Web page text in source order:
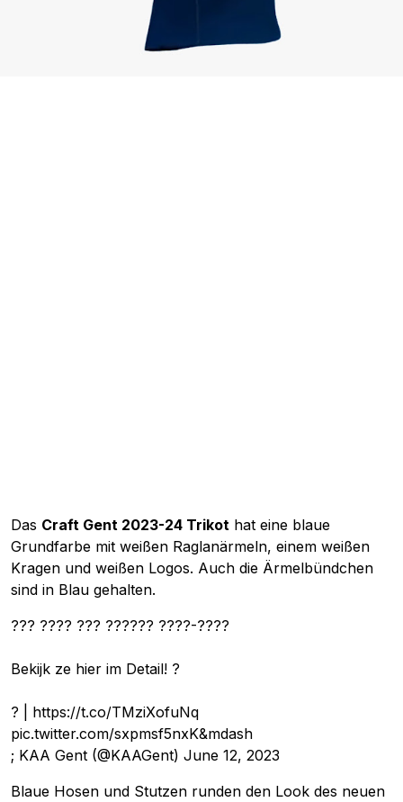
Das Craft Gent 2023-24 Trikot hat eine blaue
Grundfarbe mit weißen Raglanärmeln, einem weißen
Kragen und weißen Logos. Auch die Ärmelbündchen
sind in Blau gehalten.
??? ???? ??? ?????? ????-????
Bekijk ze hier im Detail! ?
? | https://t.co/TMziXofuNq
pic.twitter.com/sxpmsf5nxK&mdash
; KAA Gent (@KAAGent) June 12, 2023
Blaue Hosen und Stutzen runden den Look des neuen